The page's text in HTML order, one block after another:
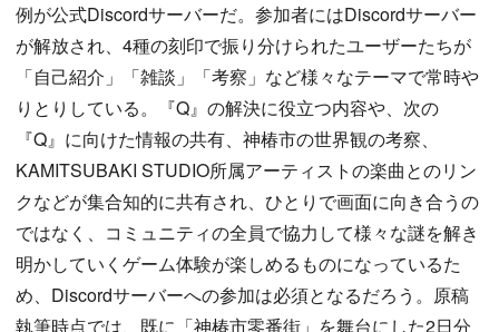
例が公式Discordサーバーだ。参加者にはDiscordサーバー
が解放され、4種の刻印で振り分けられたユーザーたちが
「自己紹介」「雑談」「考察」など様々なテーマで常時や
りとりしている。『Q』の解決に役立つ内容や、次の
『Q』に向けた情報の共有、神椿市の世界観の考察、
KAMITSUBAKI STUDIO所属アーティストの楽曲とのリン
クなどが集合知的に共有され、ひとりで画面に向き合うの
ではなく、コミュニティの全員で協力して様々な謎を解き
明かしていくゲーム体験が楽しめるものになっているた
め、Discordサーバーへの参加は必須となるだろう。原稿
執筆時点では、既に「神椿市零番街」を舞台にした2日分